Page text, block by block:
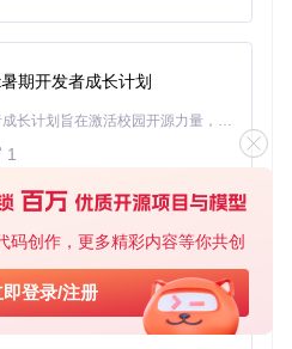
码创作，更多精彩内容等你共创
即登录/注册
使用示例
wenyan -c examp
pi.wy
多语言
开发
wenyan -i
快速测
试代码
片段
期开发者成长计划
「源启盛夏」暑期校园开发者成长计划旨在激活校园开源力量，通过积分激励、认证扶持、资源倾斜等形式，引导高校组织和开发者完成「入驻 — 建项目 — 做贡献 — 获认证 — 得资源」的完整闭环。无论你是想带领社团入驻平台的组织者，还是希望用代码贡献证明自己的开发者，都能在这里找到属于你的成长路径。
1
基于Python的Xiaozhi AI，适用于想要完整Xiaozhi体验而无需拥有专用硬件的用户。